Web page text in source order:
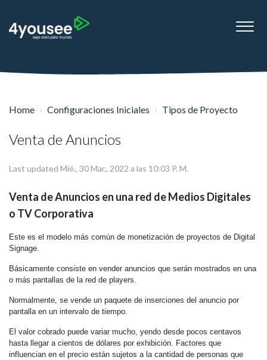
Home Configuraciones Iniciales Tipos de Proyecto
Venta de Anuncios
Last updated Mié., 30 Mar., 2022 a las 10:03 P. M.
Venta de Anuncios en una red de Medios Digitales
o TV Corporativa
Este es el modelo más común de monetización de proyectos de Digital
Signage.
Básicamente consiste en vender anuncios que serán mostrados en una
o más pantallas de la red de players.
Normalmente, se vende un paquete de inserciones del anuncio por
pantalla en un intervalo de tiempo.
El valor cobrado puede variar mucho, yendo desde pocos centavos
hasta llegar a cientos de dólares por exhibición. Factores que
influencian en el precio están sujetos a la cantidad de personas que